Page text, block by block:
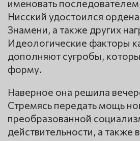
именовать
Нисский удостоился
Знамени, а также других
Идеологические факторы
дополняют сугробы,
форму.
Наверное она решила
Стремясь передать мощь
преобразованной
действительности, а также